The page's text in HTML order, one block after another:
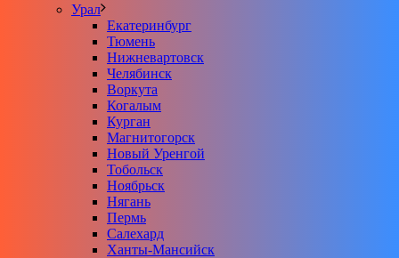
Урал
Екатеринбург
Тюмень
Нижневартовск
Челябинск
Воркута
Когалым
Курган
Магнитогорск
Новый Уренгой
Тобольск
Ноябрьск
Нягань
Пермь
Салехард
Ханты-Мансийск